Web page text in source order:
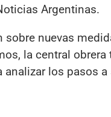
Argentinas.
nuevas
la central
analizar los pasos